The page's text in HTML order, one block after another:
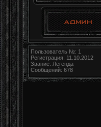
Пользователь №: 1
Регистрация: 11.10.2012
Звание: Легенда
Сообщений: 678